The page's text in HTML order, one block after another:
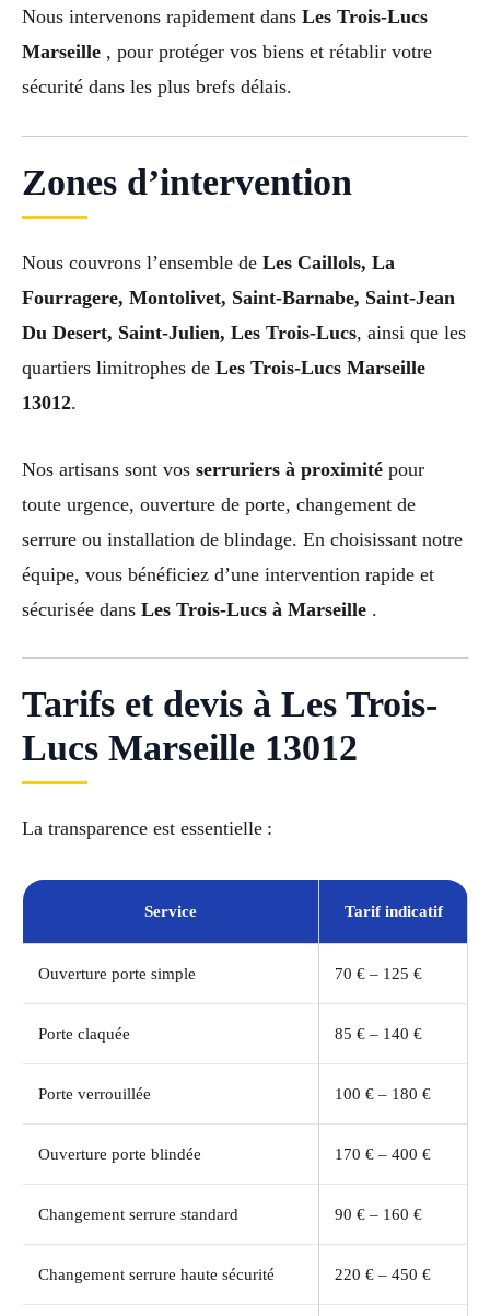
Nous intervenons rapidement dans Les Trois-Lucs
Marseille , pour protéger vos biens et rétablir votre
sécurité dans les plus brefs délais.
Zones d’intervention
Nous couvrons l’ensemble de Les Caillols, La
Fourragere, Montolivet, Saint-Barnabe, Saint-Jean
Du Desert, Saint-Julien, Les Trois-Lucs, ainsi que les
quartiers limitrophes de Les Trois-Lucs Marseille
13012.
Nos artisans sont vos serruriers à proximité pour
toute urgence, ouverture de porte, changement de
serrure ou installation de blindage. En choisissant notre
équipe, vous bénéficiez d’une intervention rapide et
sécurisée dans Les Trois-Lucs à Marseille .
Tarifs et devis à Les Trois-
Lucs Marseille 13012
La transparence est essentielle :
Service Tarif indicatif
Ouverture porte simple 70 € – 125 €
Porte claquée 85 € – 140 €
Porte verrouillée 100 € – 180 €
Ouverture porte blindée 170 € – 400 €
Changement serrure standard 90 € – 160 €
Changement serrure haute sécurité 220 € – 450 €